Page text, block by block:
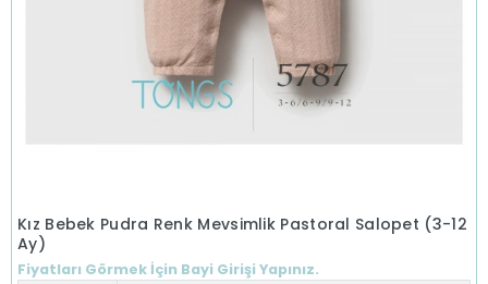
Kız Bebek Pudra Renk Mevsimlik Pastoral Salopet (3-12
Ay)
Fiyatları Görmek İçin Bayi Girişi Yapınız.